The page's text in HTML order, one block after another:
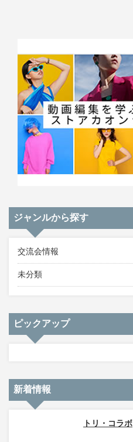
ジャンルから探す
交流会情報
未分類
ピックアップ
新着情報
トリ・コラボ